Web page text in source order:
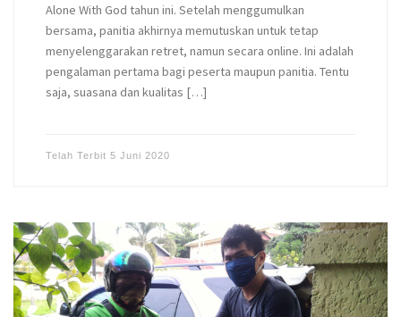
Alone With God tahun ini. Setelah menggumulkan
bersama, panitia akhirnya memutuskan untuk tetap
menyelenggarakan retret, namun secara online. Ini adalah
pengalaman pertama bagi peserta maupun panitia. Tentu
saja, suasana dan kualitas […]
Telah Terbit 5 Juni 2020